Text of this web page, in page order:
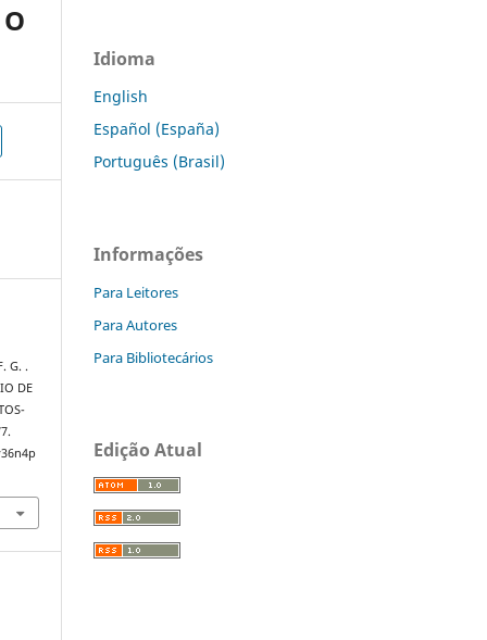
G. .
DE
Idioma
English
Español (España)
Português (Brasil)
Informações
Para Leitores
Para Autores
Para Bibliotecários
Edição Atual